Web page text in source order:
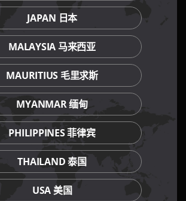
JAPAN 日本
MALAYSIA 马来西亚
MAURITIUS 毛里求斯
MYANMAR 缅甸
PHILIPPINES 菲律宾
THAILAND 泰国
USA 美国